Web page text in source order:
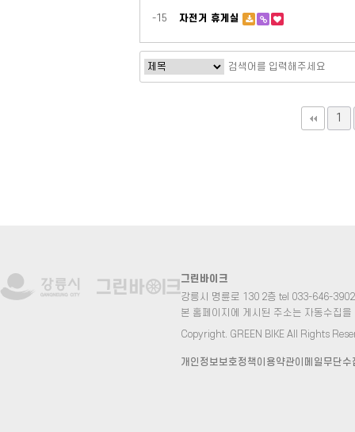
-15 자전거 휴게실
1
그린바이크
강릉시 명륜로 130 2층 tel 033-646-
본 홈페이지에 게시된 주소는 자동수집
Copyright. GREEN BIKE All Rights
개인정보보호정책 이용약관이메일무단수